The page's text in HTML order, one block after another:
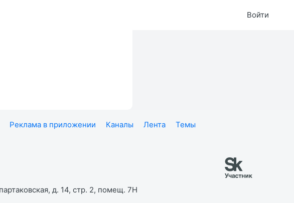
Войти
Реклама в приложении Каналы Лента
Темы
д. 14, стр. 2, помещ. 7Н